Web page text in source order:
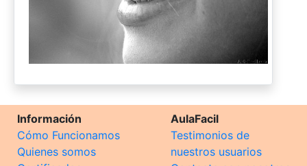
Información
Cómo Funcionamos
Quienes somos
AulaFacil
Testimonios de
nuestros usuarios